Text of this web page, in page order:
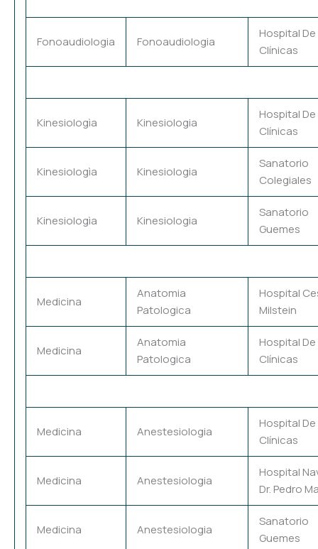
Fonoaudiologia Fonoaudiologia
Hospital De
Clínicas
Kinesiologìa Kinesiologia
Hospital De
Clínicas
Kinesiologìa Kinesiologia
Sanatorio
Colegiales
Kinesiologìa Kinesiologia
Sanatorio
Guemes
Medicina
Anatomia
Patologica
Hospital
Milstein
Medicina
Anatomia
Patologica
Hospital De
Clínicas
Medicina Anestesiologia
Hospital De
Clínicas
Medicina Anestesiologia
Hospital
Dr. Pedro
Medicina Anestesiologia
Sanatorio
Guemes